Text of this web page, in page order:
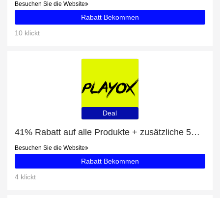
Besuchen Sie die Website
Rabatt Bekommen
10 klickt
Deal
41% Rabatt auf alle Produkte + zusätzliche 5% für Razer Gaming Maus
Besuchen Sie die Website
Rabatt Bekommen
4 klickt